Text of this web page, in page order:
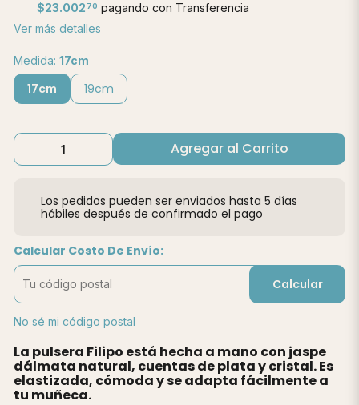
$23.002 70 pagando con Transferencia
Ver más detalles
Medida: 17cm
17cm 19cm
Agregar al Carrito
Los pedidos pueden ser enviados hasta 5 días
hábiles después de confirmado el pago
Calcular Costo De Envío:
Calcular
No sé mi código postal
La pulsera Filipo está hecha a mano con jaspe
dálmata natural, cuentas de plata y cristal. Es
elastizada, cómoda y se adapta fácilmente a
tu muñeca.